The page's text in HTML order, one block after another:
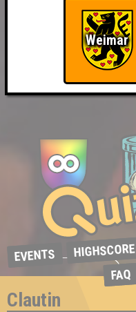
EVENTS HIGHSCORE
FAQ
Clautin
Weimar